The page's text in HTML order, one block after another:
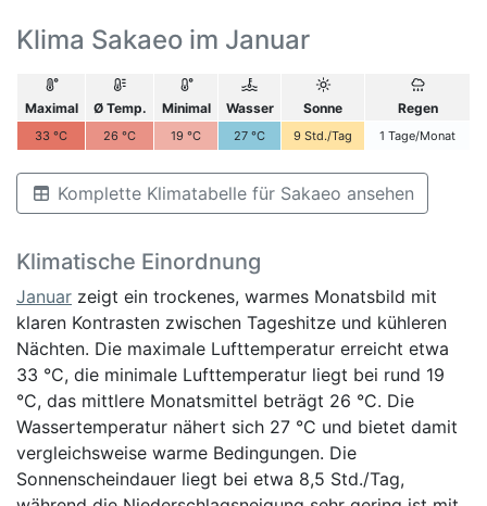
Klima Sakaeo im Januar
Maximal Ø Temp. Minimal Wasser Sonne Regen
33 °C 26 °C 19 °C 27 °C 9 Std./Tag 1 Tage/Monat
Komplette Klimatabelle für Sakaeo ansehen
Klimatische Einordnung
Januar zeigt ein trockenes, warmes Monatsbild mit
klaren Kontrasten zwischen Tageshitze und kühleren
Nächten. Die maximale Lufttemperatur erreicht etwa
33 °C, die minimale Lufttemperatur liegt bei rund 19
°C, das mittlere Monatsmittel beträgt 26 °C. Die
Wassertemperatur nähert sich 27 °C und bietet damit
vergleichsweise warme Bedingungen. Die
Sonnenscheindauer liegt bei etwa 8,5 Std./Tag,